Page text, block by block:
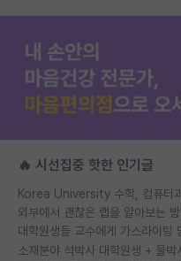
🔥 시선집중 핫한 인기글
외부에서 괜찮은 랩을 알아보는
소재분야 석박사 대학원생 + 물박